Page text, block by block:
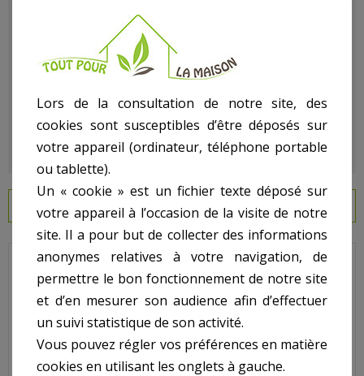
EN SAVOIR PLUS
Joint liège skimmer HAYWARD SP1097.
N°5 sur le shema.
Joint Liège Skimmer HAYWARD SP1097, SPX0097E
Lors de la consultation de notre site, des
cookies sont susceptibles d’être déposés sur
votre appareil (ordinateur, téléphone portable
ou tablette).
Un « cookie » est un fichier texte déposé sur
votre appareil à l’occasion de la visite de notre
site. Il a pour but de collecter des informations
anonymes relatives à votre navigation, de
permettre le bon fonctionnement de notre site
et d’en mesurer son audience afin d’effectuer
un suivi statistique de son activité.
Vous pouvez régler vos préférences en matière
cookies en utilisant les onglets à gauche.